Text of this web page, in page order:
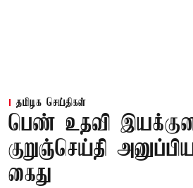
தமிழக செய்திகள்
பெண் உதவி
குறுஞ்செய்தி
கைது